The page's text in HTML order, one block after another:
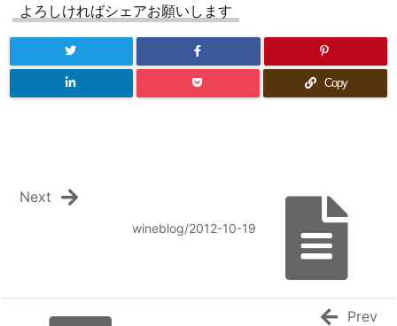
よろしければシェアお願いします
Copy
wineblog/2012-10-19
Next
Prev